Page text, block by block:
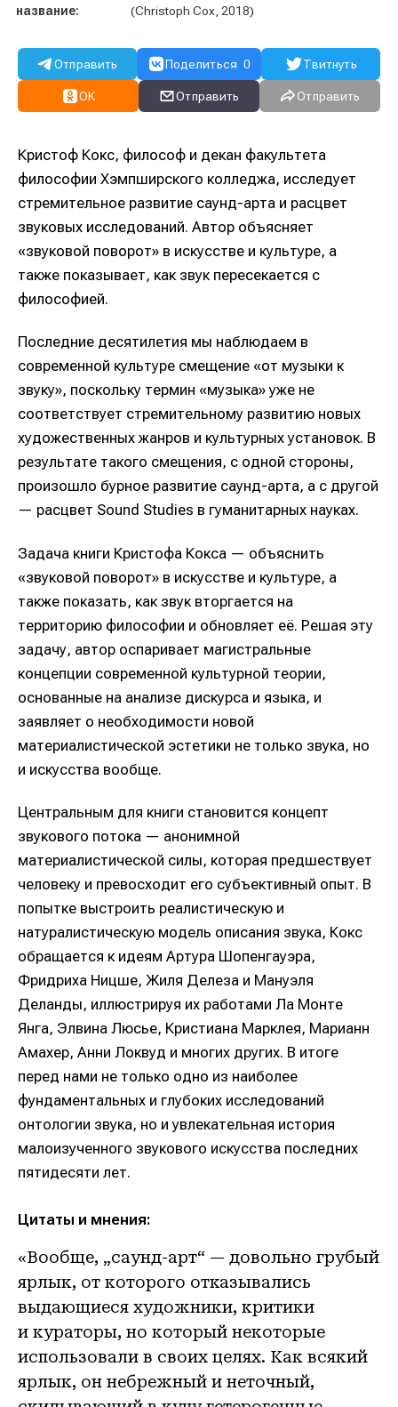
название:
(Christoph Cox, 2018)
Отправить Поделиться 0 Твитнуть
OK Отправить Отправить
Кристоф Кокс, философ и декан факультета
философии Хэмпширского колледжа, исследует
стремительное развитие саунд-арта и расцвет
звуковых исследований. Автор объясняет
«звуковой поворот» в искусстве и культуре, а
также показывает, как звук пересекается с
философией.
Последние десятилетия мы наблюдаем в
современной культуре смещение «от музыки к
звуку», поскольку термин «музыка» уже не
соответствует стремительному развитию новых
художественных жанров и культурных установок. В
результате такого смещения, с одной стороны,
произошло бурное развитие саунд-арта, а с другой
— расцвет Sound Studies в гуманитарных науках.
Задача книги Кристофа Кокса — объяснить
«звуковой поворот» в искусстве и культуре, а
также показать, как звук вторгается на
территорию философии и обновляет её. Решая эту
задачу, автор оспаривает магистральные
концепции современной культурной теории,
основанные на анализе дискурса и языка, и
заявляет о необходимости новой
материалистической эстетики не только звука, но
и искусства вообще.
Центральным для книги становится концепт
звукового потока — анонимной
материалистической силы, которая предшествует
человеку и превосходит его субъективный опыт. В
попытке выстроить реалистическую и
натуралистическую модель описания звука, Кокс
обращается к идеям Артура Шопенгауэра,
Фридриха Ницше, Жиля Делеза и Мануэля
Деланды, иллюстрируя их работами Ла Монте
Янга, Элвина Люсье, Кристиана Марклея, Марианн
Амахер, Анни Локвуд и многих других. В итоге
перед нами не только одно из наиболее
фундаментальных и глубоких исследований
онтологии звука, но и увлекательная история
малоизученного звукового искусства последних
пятидесяти лет.
Цитаты и мнения:
«Вообще, „саунд-арт“ — довольно грубый
ярлык, от которого отказывались
выдающиеся художники, критики
и кураторы, но который некоторые
использовали в своих целях. Как всякий
ярлык, он небрежный и неточный,